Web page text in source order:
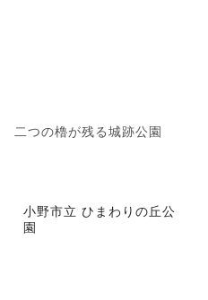
二つの櫓が残る城跡公園
小野市立 ひまわりの丘公
園